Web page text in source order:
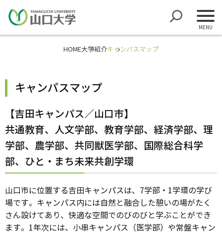
HOME大学紹介キャンパスマップ
キャンパスマップ
【吉田キャンパス／山口市】
共通教育、人文学部、教育学部、経済学部、理
学部、農学部、共同獣医学部、国際総合科学
部、ひと・まち未来共創学環
山口市に位置する吉田キャンパスは、7学部・1学環の学び
場です。キャンパス内には自然と融合した憩いの場がたく
さん設けてあり、快適な空間でのびのびと学ぶことができ
ます。1年次には、小串キャンパス（医学部）や常盤キャン